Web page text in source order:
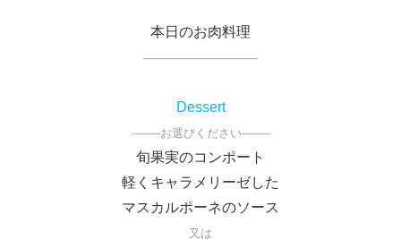
本日のお肉料理
--------------------------------
Dessert
--------お選びください--------
旬果実のコンポート
軽くキャラメリーゼした
マスカルポーネのソース
又は